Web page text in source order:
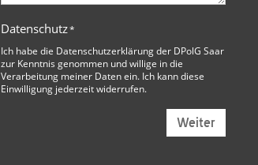
Datenschutz*
Ich habe die Datenschutzerklärung der DPolG Saar
zur Kenntnis genommen und willige in die
Verarbeitung meiner Daten ein. Ich kann diese
Einwilligung jederzeit widerrufen.
Weiter